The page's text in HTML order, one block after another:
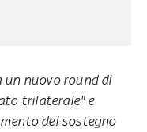
un nuovo round di
trilaterale" e
del sostegno